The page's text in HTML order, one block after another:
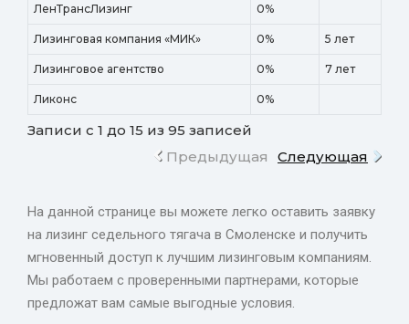
ЛенТрансЛизинг 0%
Лизинговая компания «МИК» 0% 5 лет
Лизинговое агентство 0% 7 лет
Ликонс 0%
Записи с 1 до 15 из 95 записей
Предыдущая
Следующая
На данной странице вы можете легко оставить заявку
на лизинг седельного тягача в Смоленске и получить
мгновенный доступ к лучшим лизинговым компаниям.
Мы работаем с проверенными партнерами, которые
предложат вам самые выгодные условия.